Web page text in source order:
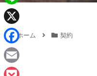
ホーム 契約
L
n
e
X
F
a
E